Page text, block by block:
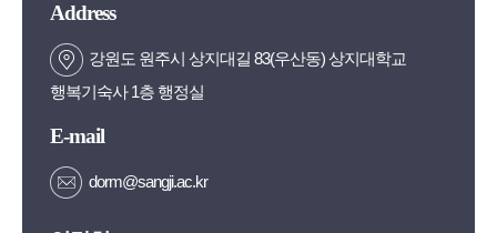
50m
Address
강원도 원주시 상지대길 83(우산동) 상지대학교
행복기숙사 1층 행정실
E-mail
dorm@sangji.ac.kr